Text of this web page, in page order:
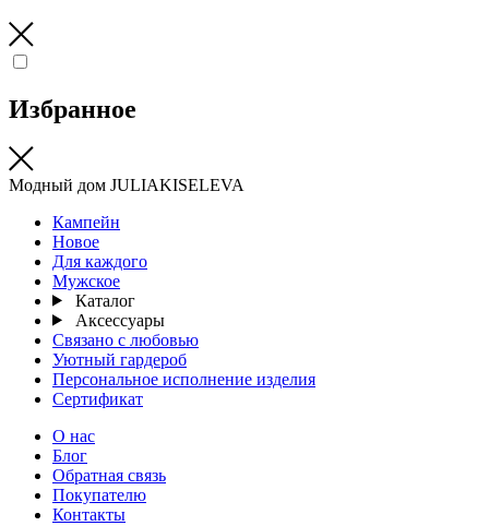
Избранное
Модный дом JULIAKISELEVA
Кампейн
Новое
Для каждого
Мужское
Каталог
Аксессуары
Связано с любовью
Уютный гардероб
Персональное исполнение изделия
Сертификат
О нас
Блог
Обратная связь
Покупателю
Контакты